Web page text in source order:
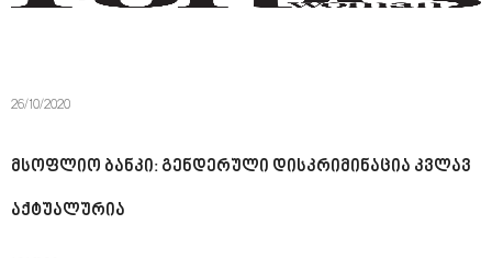
26/10/2020
მსოფლიო ბანკი: გენდერული დისკრიმინაცია კვლავ
აქტუალურია